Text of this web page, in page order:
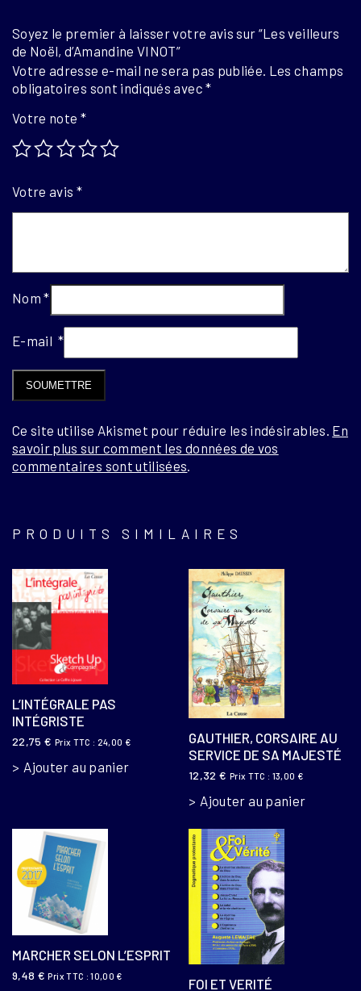
Soyez le premier à laisser votre avis sur “Les veilleurs
de Noël, d’Amandine VINOT”
Votre adresse e-mail ne sera pas publiée. Les champs
obligatoires sont indiqués avec*
Votre note *
Votre avis *
Nom*
E-mail *
Ce site utilise Akismet pour réduire les indésirables. En
savoir plus sur comment les données de vos
commentaires sont utilisées
PRODUITS SIMILAIRES
L’INTÉGRALE PAS
INTÉGRISTE
22,75€ Prix TTC : 24,00 €
Ajouter au panier
GAUTHIER, CORSAIRE AU
SERVICE DE SA MAJESTÉ
12,32€ Prix TTC : 13,00 €
Ajouter au panier
MARCHER SELON L’ESPRIT
9,48 € Prix TTC :10,00 € FOI ET VERITÉ